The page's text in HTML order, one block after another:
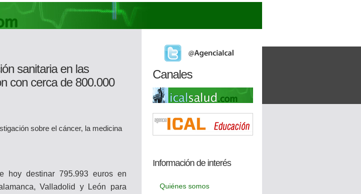
sanitaria en las
con cerca de 800.000
sobre el cáncer, la medicina
hoy destinar 795.993 euros en
Valladolid y León para
Canales
Información de interés
Quiénes somos